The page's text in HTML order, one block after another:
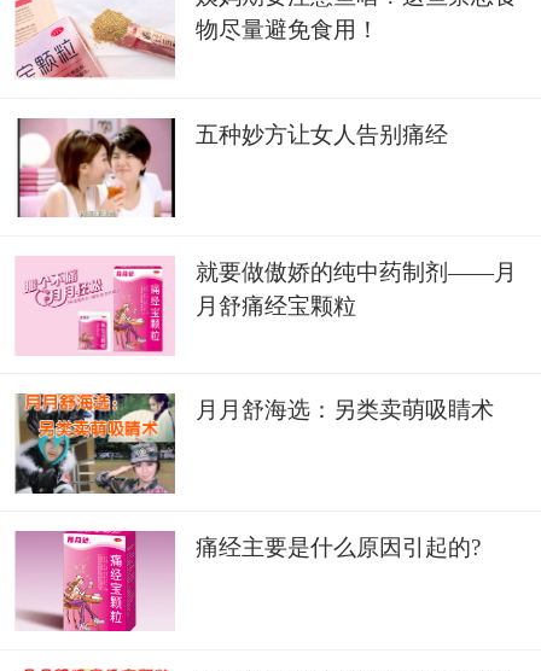
物尽量避免食用！
五种妙方让女人告别痛经
就要做傲娇的纯中药制剂——月
月舒痛经宝颗粒
月月舒海选：另类卖萌吸睛术
痛经主要是什么原因引起的?